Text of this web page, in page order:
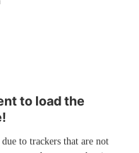
to load the
to trackers that are not